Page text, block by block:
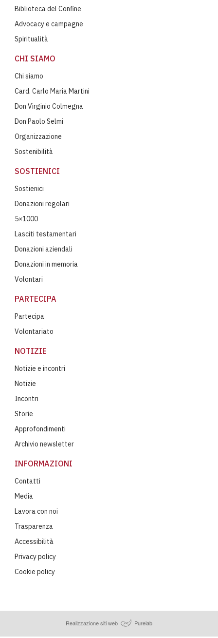
Biblioteca del Confine
Advocacy e campagne
Spiritualità
CHI SIAMO
Chi siamo
Card. Carlo Maria Martini
Don Virginio Colmegna
Don Paolo Selmi
Organizzazione
Sostenibilità
SOSTIENICI
Sostienici
Donazioni regolari
5×1000
Lasciti testamentari
Donazioni aziendali
Donazioni in memoria
Volontari
PARTECIPA
Partecipa
Volontariato
NOTIZIE
Notizie e incontri
Notizie
Incontri
Storie
Approfondimenti
Archivio newsletter
INFORMAZIONI
Contatti
Media
Lavora con noi
Trasparenza
Accessibilità
Privacy policy
Cookie policy
Realizzazione siti web Purelab